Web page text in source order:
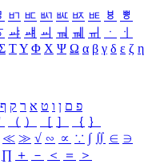
ㅲ ㅳ ㅴ ㅵ ㅶ ㅷ ㅸ
ㅹ
ㆇ ㆈ ㆉ ㆊ ㆋ ㆌ ㆍ
ㆎ
ΤΥ Φ Χ Ψ Ω α β γ δ ε ζ η
פ ם ן ו ט א ר ק ף
（ ） ［ ］ ｛ ｝
≪ ≫ √ ∽ ∝ ∵ ∫ ∬ ∈ ∋
∏ ＋ － ＜ ＝
＞